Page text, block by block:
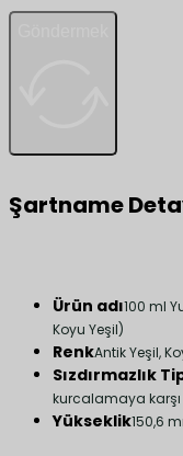
Şartname
Ürün adı100 ml
Koyu Yeşil)
RenkAntik Yeşil,
Sızdırmazlık
kurcalamaya
Yükseklik150,6